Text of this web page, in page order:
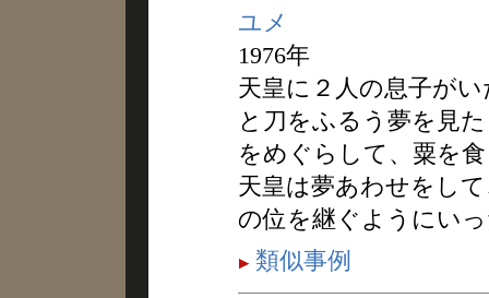
ユメ
1976年
天皇に２人の息子が
と刀をふるう夢を見
をめぐらして、粟を
天皇は夢あわせをし
の位を継ぐようにい
類似事例